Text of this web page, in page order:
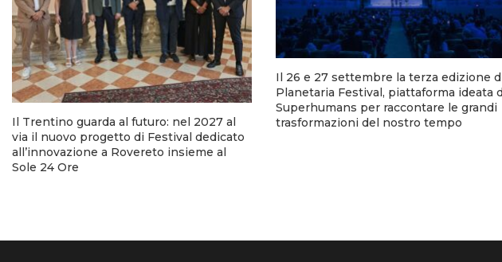
Il Trentino guarda al futuro: nel 2027 al
via il nuovo progetto di Festival dedicato
all’innovazione a Rovereto insieme al
Sole 24 Ore
Il 26 e 27 settembre la terza edizione
Planetaria Festival, piattaforma ideata
Superhumans per raccontare le grandi
trasformazioni del nostro tempo